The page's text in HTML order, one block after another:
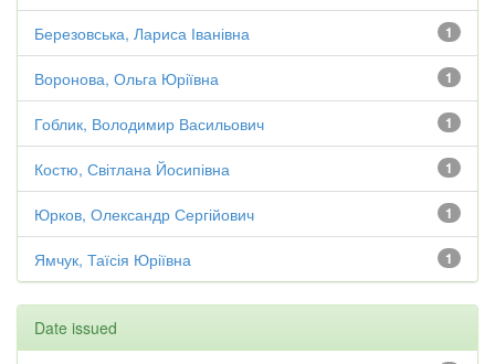
1
Березовська, Лариса Іванівна
1
Воронова, Ольга Юріївна
1
Гоблик, Володимир Васильович
1
Костю, Світлана Йосипівна
1
Юрков, Олександр Сергійович
1
Ямчук, Таїсія Юріївна
Date issued